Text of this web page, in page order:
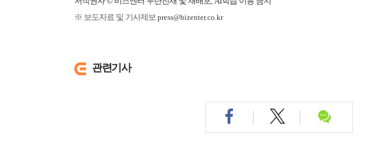
※ 보도자료 및 기사제보 press@bizenter.co.kr
관련기사